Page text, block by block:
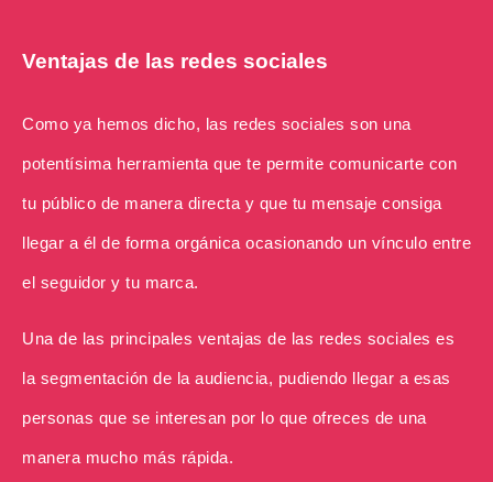
Ventajas de las redes sociales
Como ya hemos dicho, las redes sociales son una
potentísima herramienta que te permite comunicarte con
tu público de manera directa y que tu mensaje consiga
llegar a él de forma orgánica ocasionando un vínculo entre
el seguidor y tu marca.
Una de las principales ventajas de las redes sociales es
la segmentación de la audiencia, pudiendo llegar a esas
personas que se interesan por lo que ofreces de una
manera mucho más rápida.